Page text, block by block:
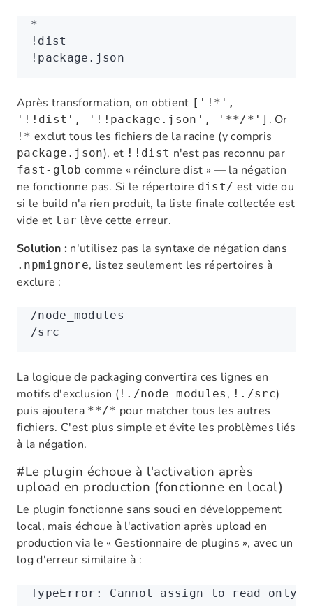
*
!dist
!package.json
Après transformation, on obtient ['!*',
'!!dist', '!!package.json', '**/*'] . Or
!* exclut tous les fichiers de la racine (y compris
package.json), et !!dist n'est pas reconnu par
fast-glob comme « réinclure dist » — la négation
ne fonctionne pas. Si le répertoire dist/ est vide ou
si le build n'a rien produit, la liste finale collectée est
vide et tar lève cette erreur.
Solution : n'utilisez pas la syntaxe de négation dans
.npmignore, listez seulement les répertoires à
exclure :
/node_modules
/src
La logique de packaging convertira ces lignes en
motifs d'exclusion ( !./node_modules , !./src)
puis ajoutera **/* pour matcher tous les autres
fichiers. C'est plus simple et évite les problèmes liés
à la négation.
#Le plugin échoue à l'activation après
upload en production (fonctionne en local)
Le plugin fonctionne sans souci en développement
local, mais échoue à l'activation après upload en
production via le « Gestionnaire de plugins », avec un
log d'erreur similaire à :
TypeError: Cannot assign to read only